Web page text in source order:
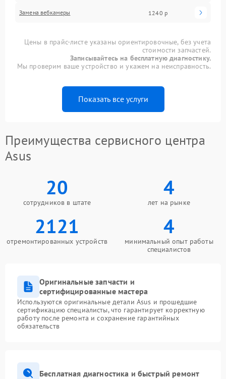
Замена вебкамеры 1240 р
Цены в прайс-листе указаны ориентировочные, без учета
стоимости запчастей.
Записывайтесь на бесплатную диагностику.
Мы проверим ваше устройство и укажем на неисправность.
Показать все услуги
Преимущества сервисного центра
Asus
20
сотрудников в штате
4
лет на рынке
2121
отремонтированных устройств
4
минимальный опыт работы
специалистов
Оригинальные запчасти и
сертифицированные мастера
Используются оригинальные детали Asus и прошедшие
сертификацию специалисты, что гарантирует корректную
работу после ремонта и сохранение гарантийных
обязательств
Бесплатная диагностика и быстрый ремонт